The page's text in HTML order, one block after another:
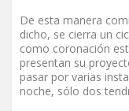
De esta manera
dicho, se cierra un
como coronación
presentan su
pasar por varias
noche, sólo dos